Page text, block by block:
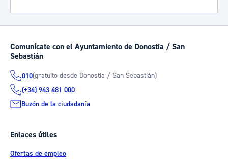
Comunícate con el Ayuntamiento de Donostia / San
Sebastián
010(gratuito desde Donostia / San Sebastián)
(+34) 943 481 000
Buzón de la ciudadanía
Enlaces útiles
Ofertas de empleo